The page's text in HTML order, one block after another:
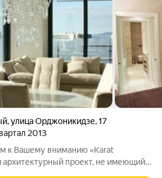
,улица Орджоникидзе,17
2013
к Вашему вниманию «Karat